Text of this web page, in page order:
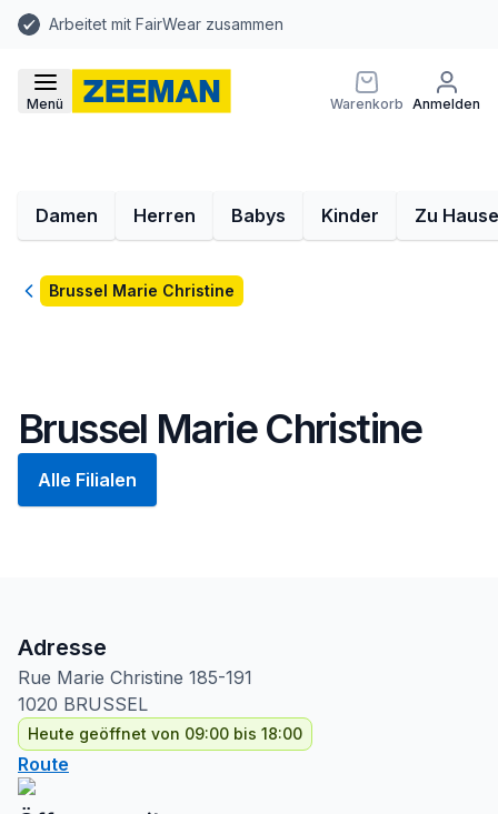
Arbeitet mit FairWear zusammen
Menü Warenkorb Anmelden
Damen Herren Babys Kinder Zu Hause
ZurückBrussel Marie Christine
Brussel Marie Christine
Alle Filialen
Adresse
Rue Marie Christine 185-191
1020 BRUSSEL
Heute geöffnet von 09:00 bis 18:00
Route